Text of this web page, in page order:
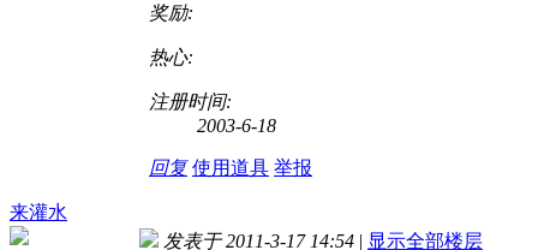
奖励:
热心:
注册时间:
2003-6-18
回复 使用道具 举报
来灌水
发表于 2011-3-17 14:54 | 显示全部楼层